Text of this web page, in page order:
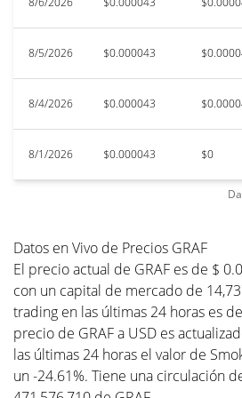
8/5/2026 $0.000043
8/4/2026 $0.000043
8/1/2026 $0.000043 $0
Datos en Vivo de Precios GRAF
El precio actual de GRAF es de $
con un capital de mercado de
trading en las últimas 24 horas es
precio de GRAF a USD es
las últimas 24 horas el valor de
un -24.61%. Tiene una circulación